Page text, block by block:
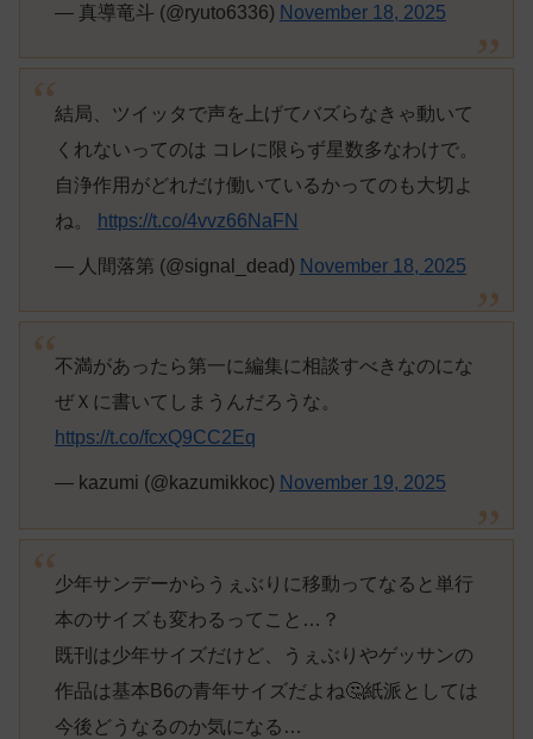
— 真導竜斗 (@ryuto6336) November 18, 2025
結局、ツイッタで声を上げてバズらなきゃ動いて
くれないってのは コレに限らず星数多なわけで。
自浄作用がどれだけ働いているかってのも大切よ
ね。
https://t.co/4vvz66NaFN
— 人間落第 (@signal_dead) November 18, 2025
不満があったら第一に編集に相談すべきなのにな
ぜＸに書いてしまうんだろうな。
https://t.co/fcxQ9CC2Eq
— kazumi (@kazumikkoc) November 19, 2025
少年サンデーからうぇぶりに移動ってなると単行
本のサイズも変わるってこと…？
既刊は少年サイズだけど、うぇぶりやゲッサンの
作品は基本B6の青年サイズだよね🤔紙派としては
今後どうなるのか気になる…